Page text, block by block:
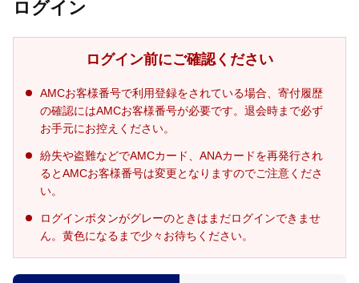
ログイン
ログイン前にご確認ください
AMCお客様番号で利用登録をされている場合、寄付履歴
の確認にはAMCお客様番号が必要です。退会時まで必ず
お手元にお控えください。
紛失や盗難などでAMCカード、ANAカードを再発行され
るとAMCお客様番号は変更となりますのでご注意くださ
い。
ログインボタンがグレーのときはまだログインできませ
ん。黄色になるまで少々お待ちください。